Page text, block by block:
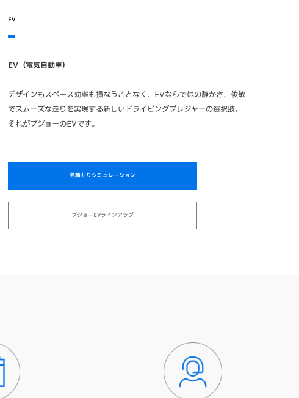
EV（電気自動車）
デザインもスペース効率も損なうことなく、EVならではの静かさ、俊敏
でスムーズな走りを実現する新しいドライビングプレジャーの選択肢。
それがプジョーのEVです。
見積もりシミュレーション
プジョーEVラインアップ
EV